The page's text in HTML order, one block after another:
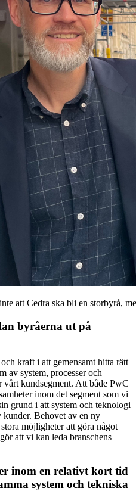
att Cedra ska bli en storbyrå,
byråerna ut på
kraft i att gemensamt hitta rätt
av system, processer och
vårt kundsegment. Att både PwC
inom det segment som vi
grund i att system och teknologi
kunder. Behovet av en ny
möjligheter att göra något
att vi kan leda branschens
inom en relativt kort tid
system och tekniska